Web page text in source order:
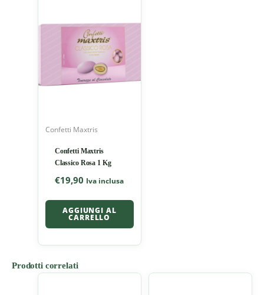
Confetti Maxtris
Confetti Maxtris
Classico Rosa 1 Kg
€19,90 Iva inclusa
AGGIUNGI AL
CARRELLO
Prodotti correlati